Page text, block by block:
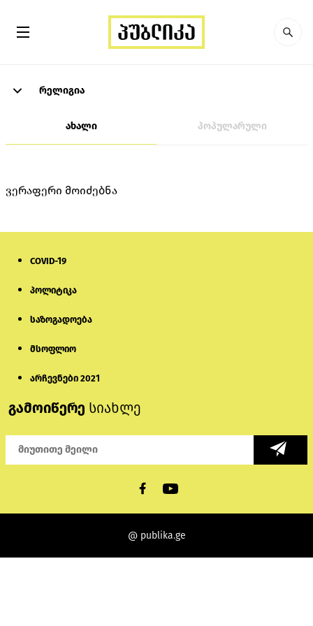
რელიგია
ახალი პოპულარული
ვერაფერი მოიძებნა
COVID-19
პოლიტიკა
საზოგადოება
მსოფლიო
არჩევნები 2021
გამოიწერე სიახლე
@ publika.ge